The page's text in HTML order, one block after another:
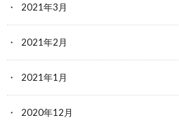
2021年3月
2021年2月
2021年1月
2020年12月